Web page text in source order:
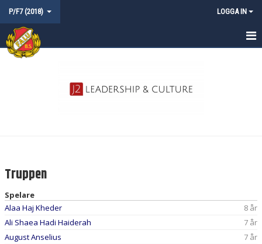
P/F7 (2018) LOGGA IN
HEM
Truppen
Spelare
Alaa Haj Kheder
8 år
Ali Shaea Hadi Haiderah
7 år
August Anselius
7 år